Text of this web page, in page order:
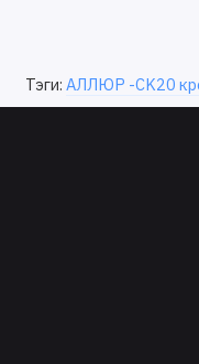
Тэги: АЛЛЮР -CK20